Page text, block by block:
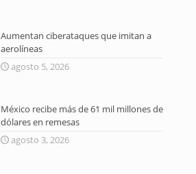
Aumentan ciberataques que imitan a
aerolíneas
agosto 5, 2026
México recibe más de 61 mil millones de
dólares en remesas
agosto 3, 2026